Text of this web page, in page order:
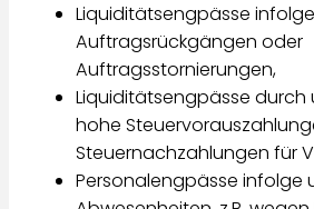
Liquiditätsengpässe
Auftragsrückgängen oder
Auftragsstornierungen,
Liquiditätsengpässe durch
hohe
Steuernachzahlungen für
Personalengpässe infolge